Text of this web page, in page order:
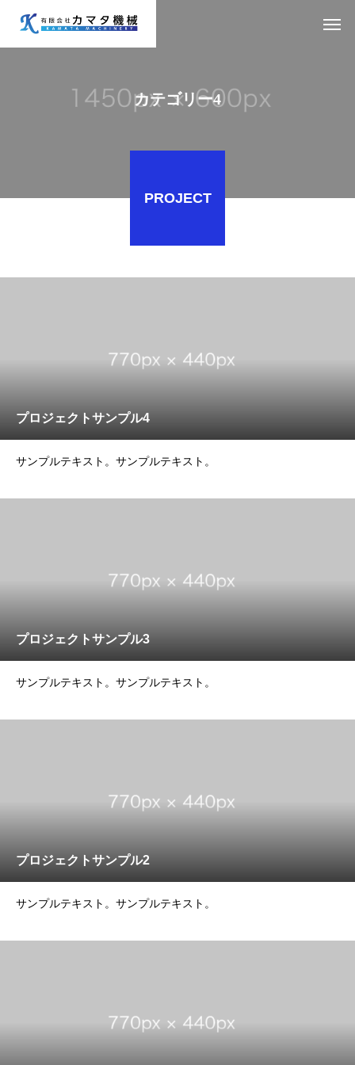
カテゴリー4
PROJECT
プロジェクトサンプル4
サンプルテキスト。サンプルテキスト。
プロジェクトサンプル3
サンプルテキスト。サンプルテキスト。
プロジェクトサンプル2
サンプルテキスト。サンプルテキスト。